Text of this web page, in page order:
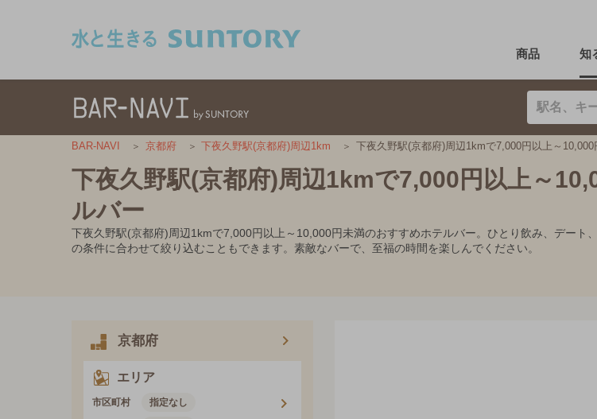
商品 知
BAR-NAVI 京都府 下夜久野駅(京都府)周辺1km 下夜久野駅(京都府)周辺1kmで7,000円以上～
下夜久野駅(京都府)周辺1kmで7,000円以上～
ルバー
下夜久野駅(京都府)周辺1kmで7,000円以上～10,000円未満のおすすめホテルバー。ひとり飲み、デー
の条件に合わせて絞り込むこともできます。素敵なバーで、至福の時間を楽しんでください。
京都府
エリア
市区町村 指定なし